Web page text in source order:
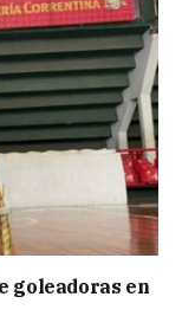
goleadoras en